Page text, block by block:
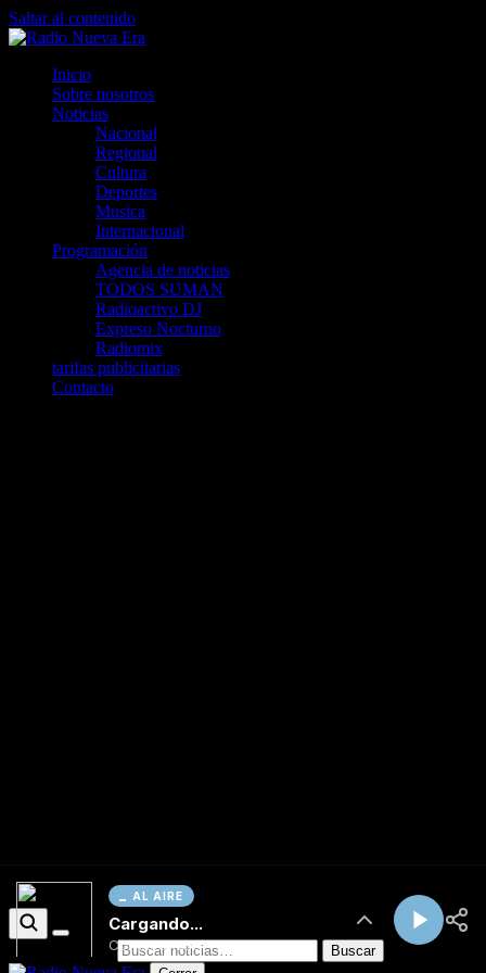
AL AIRE
Cargando...
Conectando...